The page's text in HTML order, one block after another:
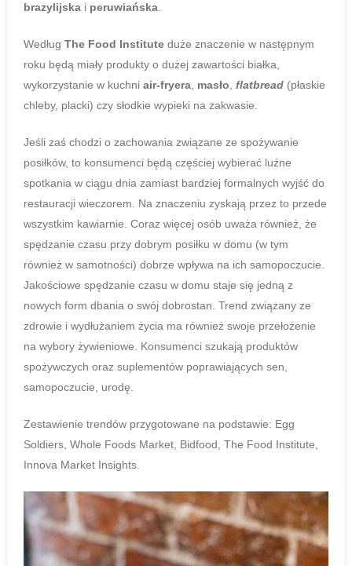
brazylijska i peruwiańska.
Według The Food Institute duże znaczenie w następnym
roku będą miały produkty o dużej zawartości białka,
wykorzystanie w kuchni air-fryera, masło, flatbread (płaskie
chleby, placki) czy słodkie wypieki na zakwasie.
Jeśli zaś chodzi o zachowania związane ze spożywanie
posiłków, to konsumenci będą częściej wybierać luźne
spotkania w ciągu dnia zamiast bardziej formalnych wyjść do
restauracji wieczorem. Na znaczeniu zyskają przez to przede
wszystkim kawiarnie. Coraz więcej osób uważa również, że
spędzanie czasu przy dobrym posiłku w domu (w tym
również w samotności) dobrze wpływa na ich samopoczucie.
Jakościowe spędzanie czasu w domu staje się jedną z
nowych form dbania o swój dobrostan. Trend związany ze
zdrowie i wydłużaniem życia ma również swoje przełożenie
na wybory żywieniowe. Konsumenci szukają produktów
spożywczych oraz suplementów poprawiających sen,
samopoczucie, urodę.
Zestawienie trendów przygotowane na podstawie: Egg
Soldiers, Whole Foods Market, Bidfood, The Food Institute,
Innova Market Insights.